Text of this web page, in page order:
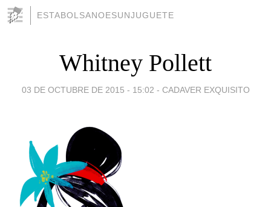
ESTABOLSANOESUNJUGUETE
Whitney Pollett
03 DE OCTUBRE DE 2015 - 15:02 - CADAVER EXQUISITO